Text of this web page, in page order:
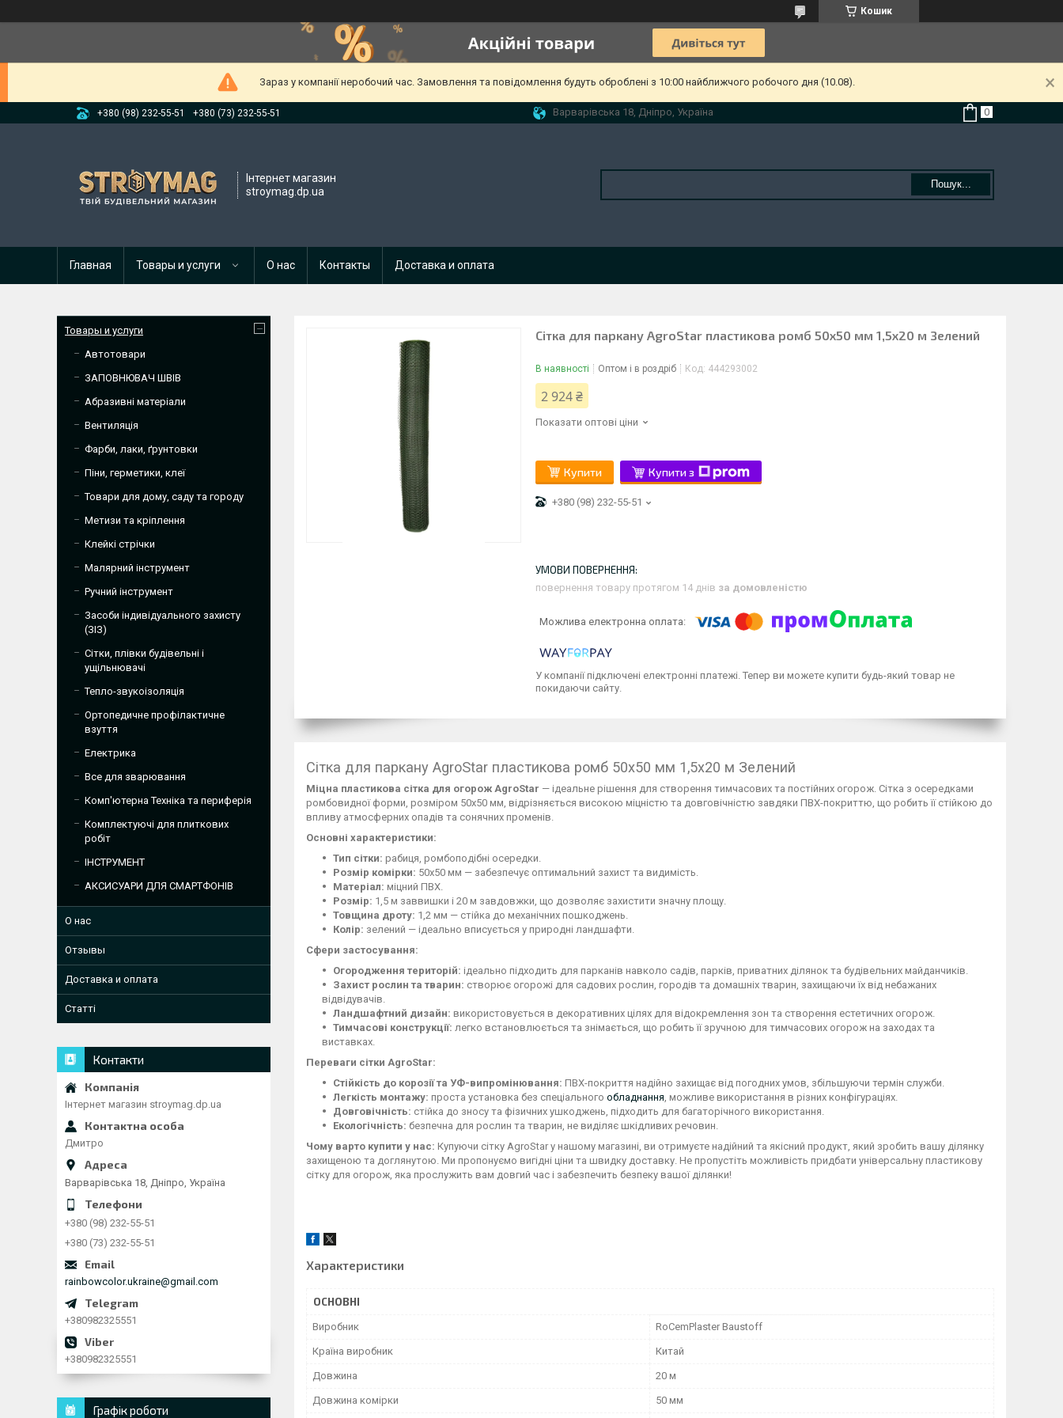
Кошик
Зараз у компанії неробочий час. Замовлення та повідомлення будуть оброблені з 10:00 найближчого робочого дня (10.08).
+380 (98) 232-55-51 +380 (73) 232-55-51 Варварівська 18, Дніпро, Україна
Інтернет магазин
stroymag.dp.ua
Пошук...
Главная Товары и услуги О нас Контакты Доставка и оплата
Сітка для паркану AgroStar пластикова ромб 50x50 мм 1,5x20 м Зелений
В наявності Оптом і в роздріб Код: 444293002
2 924 ₴
Показати оптові ціни
Купити Купити з
+380 (98) 232-55-51
повернення товару протягом 14 днів за домовленістю
У компанії підключені електронні платежі. Тепер ви можете купити будь-який товар не
покидаючи сайту.
Сітка для паркану AgroStar пластикова ромб 50x50 мм 1,5x20 м Зелений
Міцна пластикова сітка для огорож AgroStar — ідеальне рішення для створення тимчасових та постійних огорож. Сітка з осередками
ромбовидної форми, розміром 50x50 мм, відрізняється високою міцністю та довговічністю завдяки ПВХ-покриттю, що робить її стійкою до
впливу атмосферних опадів та сонячних променів.
Основні характеристики:
Тип сітки: рабиця, ромбоподібні осередки.
Розмір комірки: 50x50 мм — забезпечує оптимальний захист та видимість.
Матеріал: міцний ПВХ.
Розмір: 1,5 м заввишки і 20 м завдовжки, що дозволяє захистити значну площу.
Товщина дроту: 1,2 мм — стійка до механічних пошкоджень.
Колір: зелений — ідеально вписується у природні ландшафти.
Сфери застосування:
Огородження територій: ідеально підходить для парканів навколо садів, парків, приватних ділянок та будівельних майданчиків.
Захист рослин та тварин: створює огорожі для садових рослин, городів та домашніх тварин, захищаючи їх від небажаних
відвідувачів.
Ландшафтний дизайн: використовується в декоративних цілях для відокремлення зон та створення естетичних огорож.
Тимчасові конструкції: легко встановлюється та знімається, що робить її зручною для тимчасових огорож на заходах та
виставках.
Переваги сітки AgroStar:
Стійкість до корозії та УФ-випромінювання: ПВХ-покриття надійно захищає від погодних умов, збільшуючи термін служби.
Легкість монтажу: проста установка без спеціального обладнання , можливе використання в різних конфігураціях.
Довговічність: стійка до зносу та фізичних ушкоджень, підходить для багаторічного використання.
Екологічність: безпечна для рослин та тварин, не виділяє шкідливих речовин.
Чому варто купити у нас: Купуючи сітку AgroStar у нашому магазині, ви отримуєте надійний та якісний продукт, який зробить вашу ділянку
захищеною та доглянутою. Ми пропонуємо вигідні ціни та швидку доставку. Не пропустіть можливість придбати універсальну пластикову
сітку для огорож, яка прослужить вам довгий час і забезпечить безпеку вашої ділянки!
Характеристики
ОСНОВНІ
Виробник RoCemPlaster Baustoff
Країна виробник Китай
Довжина 20 м
Довжина комірки 50 мм
Товары и услуги
Автотовари
ЗАПОВНЮВАЧ ШВІВ
Абразивні матеріали
Вентиляція
Фарби, лаки, ґрунтовки
Піни, герметики, клеї
Товари для дому, саду та городу
Метизи та кріплення
Клейкі стрічки
Малярний інструмент
Ручний інструмент
Засоби індивідуального захисту
(ЗІЗ)
Сітки, плівки будівельні і
ущільнювачі
Тепло-звукоізоляція
Ортопедичне профілактичне
взуття
Електрика
Все для зварювання
Комп'ютерна Техніка та периферія
Комплектуючі для плиткових
робіт
ІНСТРУМЕНТ
АКСИСУАРИ ДЛЯ СМАРТФОНІВ
О нас
Отзывы
Доставка и оплата
Статті
Контакти
Інтернет магазин stroymag.dp.ua
Дмитро
Варварівська 18, Дніпро, Україна
+380 (98) 232-55-51
+380 (73) 232-55-51
rainbowcolor.ukraine@gmail.com
+380982325551
+380982325551
Графік роботи